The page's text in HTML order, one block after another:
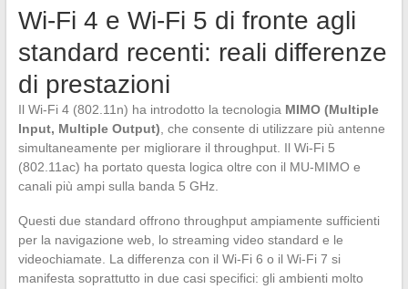
Wi-Fi 4 e Wi-Fi 5 di fronte agli
standard recenti: reali differenze
di prestazioni
Il Wi-Fi 4 (802.11n) ha introdotto la tecnologia MIMO (Multiple
Input, Multiple Output) , che consente di utilizzare più antenne
simultaneamente per migliorare il throughput. Il Wi-Fi 5
(802.11ac) ha portato questa logica oltre con il MU-MIMO e
canali più ampi sulla banda 5 GHz.
Questi due standard offrono throughput ampiamente sufficienti
per la navigazione web, lo streaming video standard e le
videochiamate. La differenza con il Wi-Fi 6 o il Wi-Fi 7 si
manifesta soprattutto in due casi specifici: gli ambienti molto